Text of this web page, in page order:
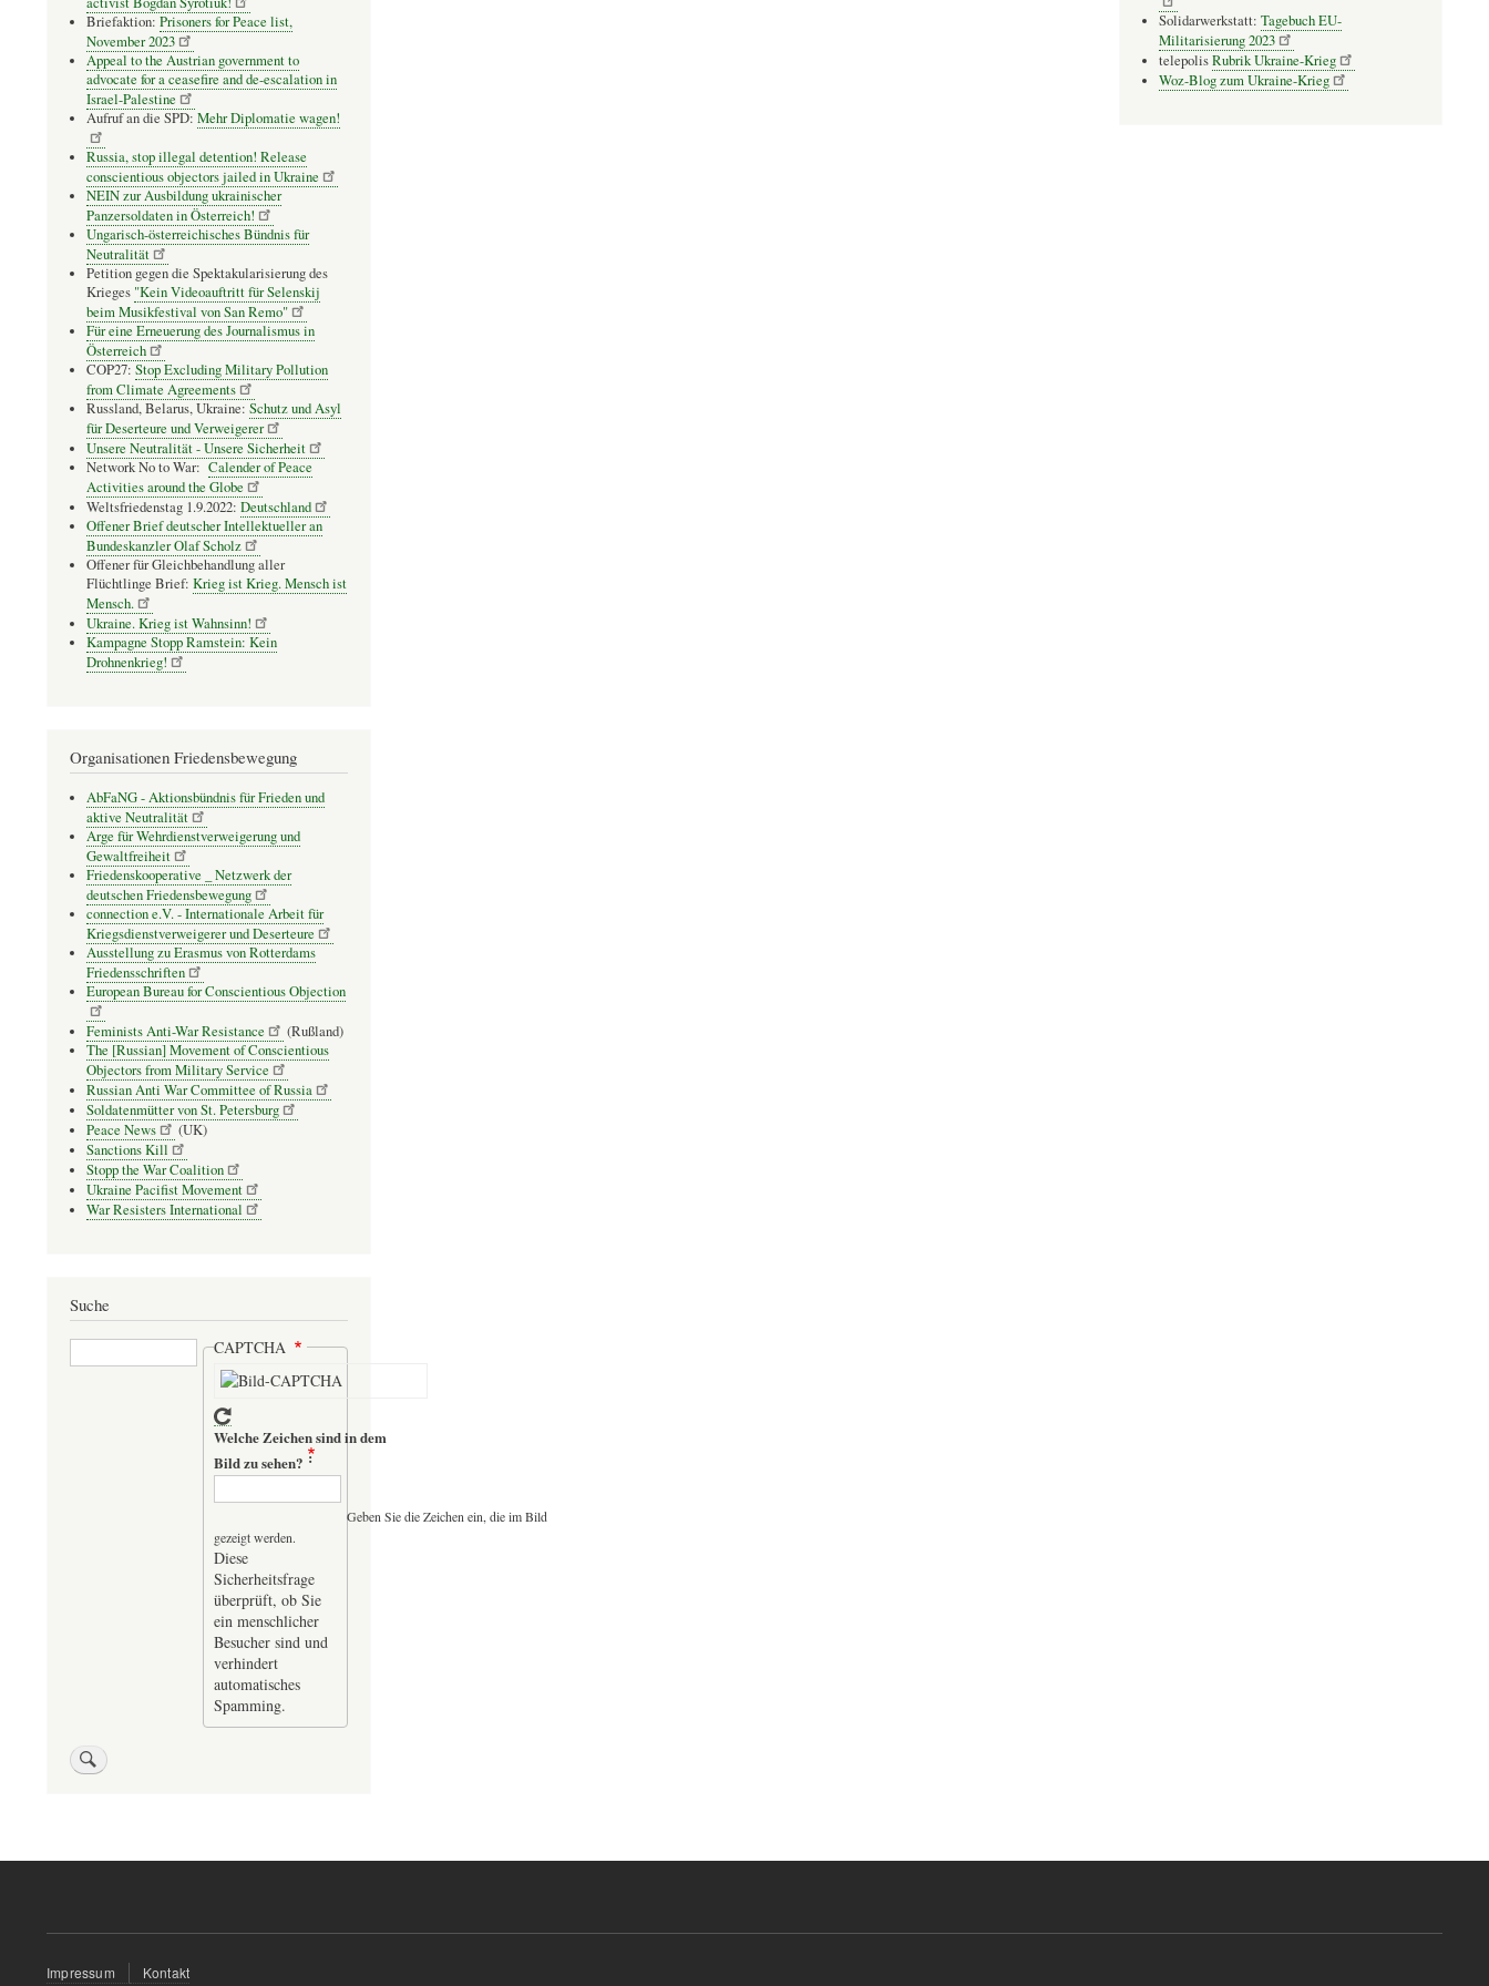
Briefaktion: Prisoners for Peace list,
November 2023
Appeal to the Austrian government to
advocate for a ceasefire and de-escalation in
Israel-Palestine
Aufruf an die SPD: Mehr Diplomatie wagen!
Russia, stop illegal detention! Release
conscientious objectors jailed in Ukraine
NEIN zur Ausbildung ukrainischer
Panzersoldaten in Österreich!
Ungarisch-österreichisches Bündnis für
Neutralität
Petition gegen die Spektakularisierung des
Krieges "Kein Videoauftritt für Selenskij
beim Musikfestival von San Remo"
Für eine Erneuerung des Journalismus in
Österreich
COP27: Stop Excluding Military Pollution
from Climate Agreements
Russland, Belarus, Ukraine: Schutz und Asyl
für Deserteure und Verweigerer
Unsere Neutralität - Unsere Sicherheit
Network No to War: Calender of Peace
Activities around the Globe
Weltsfriedenstag 1.9.2022: Deutschland
Offener Brief deutscher Intellektueller an
Bundeskanzler Olaf Scholz
Offener für Gleichbehandlung aller
Flüchtlinge Brief: Krieg ist Krieg. Mensch ist
Mensch.
Ukraine. Krieg ist Wahnsinn!
Kampagne Stopp Ramstein: Kein
Drohnenkrieg!
Organisationen Friedensbewegung
AbFaNG - Aktionsbündnis für Frieden und
aktive Neutralität
Arge für Wehrdienstverweigerung und
Gewaltfreiheit
Friedenskooperative _ Netzwerk der
deutschen Friedensbewegung
connection e.V. - Inter­na­tio­nale Arbeit für
Kriegs­dienst­ver­wei­gerer und Deser­teure
Ausstellung zu Erasmus von Rotterdams
Friedensschriften
European Bureau for Conscientious Objection
Feminists Anti-War Resistance
(Rußland)
The [Russian] Movement of Conscientious
Objectors from Military Service
Russian Anti War Committee of Russia
Soldatenmütter von St. Petersburg
Peace News
(UK)
Sanctions Kill
Stopp the War Coalition
Ukraine Pacifist Movement
War Resisters International
Suche
Suche CAPTCHA
Welche Zeichen sind in dem
Bild zu sehen?
Geben Sie die Zeichen ein, die im Bild
gezeigt werden.
Diese
Sicherheitsfrage
überprüft, ob Sie
ein menschlicher
Besucher sind und
verhindert
automatisches
Spamming.
Solidarwerkstatt: Tagebuch EU-
Militarisierung 2023
telepolisRubrik Ukraine-Krieg
Woz-Blog zum Ukraine-Krieg
Fußzeilenmenü
Impressum Kontakt